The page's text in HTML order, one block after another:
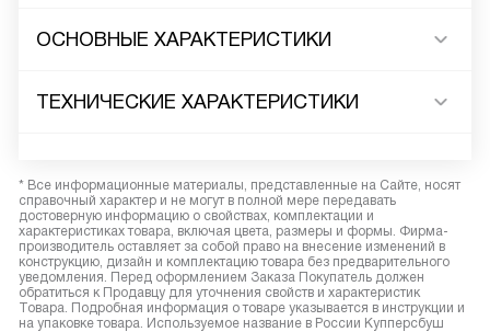
ОСНОВНЫЕ ХАРАКТЕРИСТИКИ
ТЕХНИЧЕСКИЕ ХАРАКТЕРИСТИКИ
* Все информационные материалы, представленные на Сайте, носят
справочный характер и не могут в полной мере передавать
достоверную информацию о свойствах, комплектации и
характеристиках товара, включая цвета, размеры и формы. Фирма-
производитель оставляет за собой право на внесение изменений в
конструкцию, дизайн и комплектацию товара без предварительного
уведомления. Перед оформлением Заказа Покупатель должен
обратиться к Продавцу для уточнения свойств и характеристик
Товара. Подробная информация о товаре указывается в инструкции и
на упаковке товара. Используемое название в России Купперсбуш